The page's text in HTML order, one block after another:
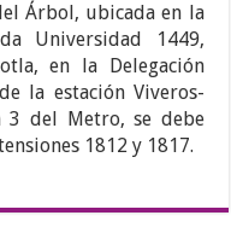
Árbol, ubicada en la
Universidad 1449,
en la Delegación
la estación Viveros-
3 del Metro, se debe
1812 y 1817.